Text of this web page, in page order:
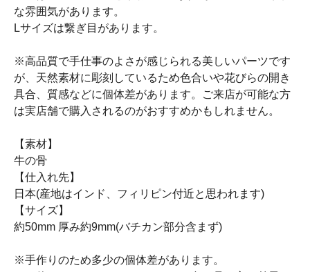
な雰囲気があります。
Lサイズは繋ぎ目があります。
※高品質で手仕事のよさが感じられる美しいパーツです
が、天然素材に彫刻しているため色合いや花びらの開き
具合、質感などに個体差があります。ご来店が可能な方
は実店舗で購入されるのがおすすめかもしれません。
【素材】
牛の骨
【仕入れ先】
日本(産地はインド、フィリピン付近と思われます)
【サイズ】
約50mm 厚み約9mm(バチカン部分含まず)
※手作りのため多少の個体差があります。